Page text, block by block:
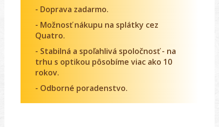
- Doprava zadarmo.
- Možnosť nákupu na splátky cez
Quatro.
- Stabilná a spoľahlivá spoločnosť - na
trhu s optikou pôsobíme viac ako 10
rokov.
- Odborné poradenstvo.